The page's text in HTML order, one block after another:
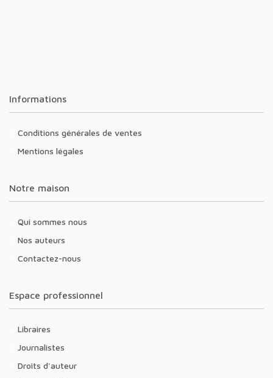
Informations
Conditions générales de ventes
Mentions légales
Notre maison
Qui sommes nous
Nos auteurs
Contactez-nous
Espace professionnel
Libraires
Journalistes
Droits d'auteur